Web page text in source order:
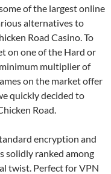
of the largest online
alternatives to
Road Casino. To
on one of the Hard or
multiplier of
on the market offer
quickly decided to
Road.
encryption and
solidly ranked among
twist. Perfect for VPN